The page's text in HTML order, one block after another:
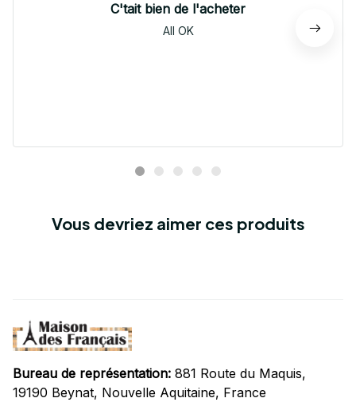
C'tait bien de l'acheter
All OK
Vous devriez aimer ces produits
Bureau de représentation: 881 Route du Maquis,
19190 Beynat, Nouvelle Aquitaine, France